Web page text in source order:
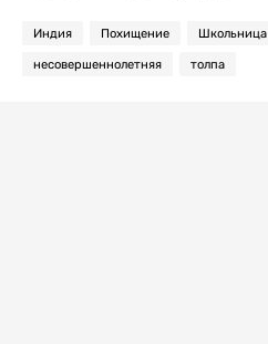
Индия Похищение Школьница
несовершеннолетняя толпа